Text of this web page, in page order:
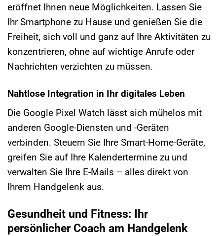
eröffnet Ihnen neue Möglichkeiten. Lassen Sie
Ihr Smartphone zu Hause und genießen Sie die
Freiheit, sich voll und ganz auf Ihre Aktivitäten zu
konzentrieren, ohne auf wichtige Anrufe oder
Nachrichten verzichten zu müssen.
Nahtlose Integration in Ihr digitales Leben
Die Google Pixel Watch lässt sich mühelos mit
anderen Google-Diensten und -Geräten
verbinden. Steuern Sie Ihre Smart-Home-Geräte,
greifen Sie auf Ihre Kalendertermine zu und
verwalten Sie Ihre E-Mails – alles direkt von
Ihrem Handgelenk aus.
Gesundheit und Fitness: Ihr
persönlicher Coach am Handgelenk